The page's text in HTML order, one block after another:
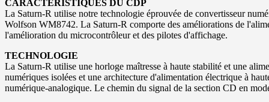
CARACTÉRISTIQUES DU CDP
La Saturn-R utilise notre technologie éprouvée de convertisseur
Wolfson WM8742. La Saturn-R comporte des améliorations de
l'amélioration du microcontrôleur et des pilotes d'affichage.
TECHNOLOGIE
La Saturn-R utilise une horloge maîtresse à haute stabilité et une
numériques isolées et une architecture d'alimentation électrique à
numérique-analogique. Le chemin du signal de la section CD en